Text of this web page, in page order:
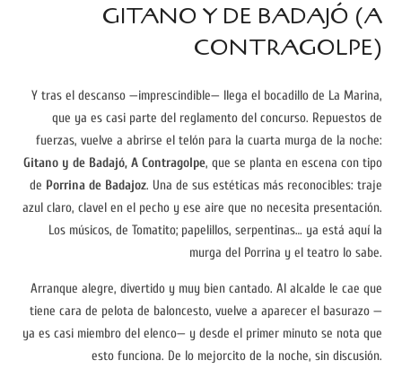
GITANO Y DE BADAJÓ (A
CONTRAGOLPE)
Y tras el descanso —imprescindible— llega el bocadillo de La Marina,
que ya es casi parte del reglamento del concurso. Repuestos de
fuerzas, vuelve a abrirse el telón para la cuarta murga de la noche:
Gitano y de Badajó, A Contragolpe, que se planta en escena con tipo
de Porrina de Badajoz. Una de sus estéticas más reconocibles: traje
azul claro, clavel en el pecho y ese aire que no necesita presentación.
Los músicos, de Tomatito; papelillos, serpentinas… ya está aquí la
murga del Porrina y el teatro lo sabe.
Arranque alegre, divertido y muy bien cantado. Al alcalde le cae que
tiene cara de pelota de baloncesto, vuelve a aparecer el basurazo —
ya es casi miembro del elenco— y desde el primer minuto se nota que
esto funciona. De lo mejorcito de la noche, sin discusión.